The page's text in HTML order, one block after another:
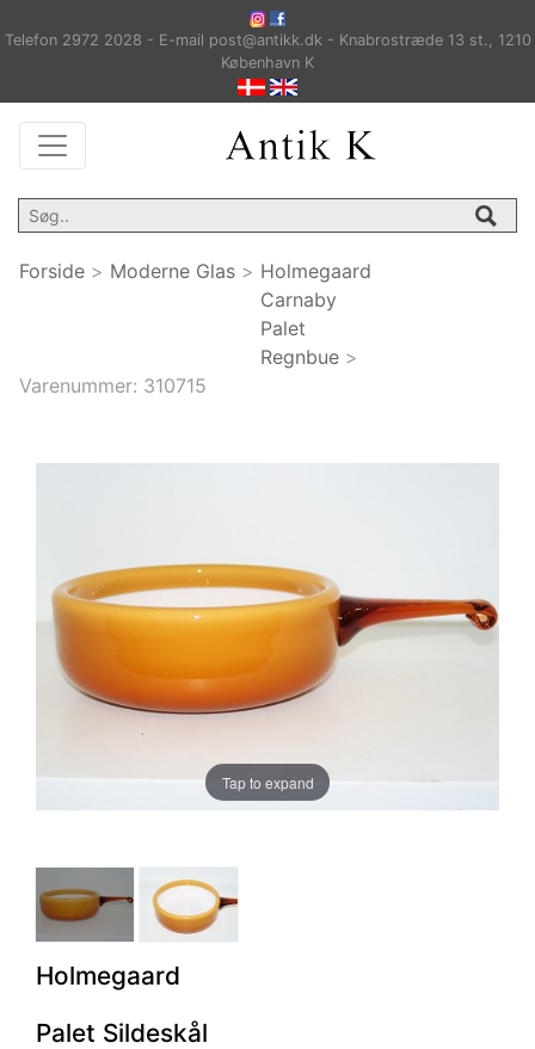
Telefon 2972 2028 - E-mail post@antikk.dk - Knabrostræde 13 st., 1210
København K
Forside > Moderne Glas > Holmegaard
Carnaby
Palet
Regnbue >
Varenummer: 310715
Tap to expand
Holmegaard
Palet Sildeskål